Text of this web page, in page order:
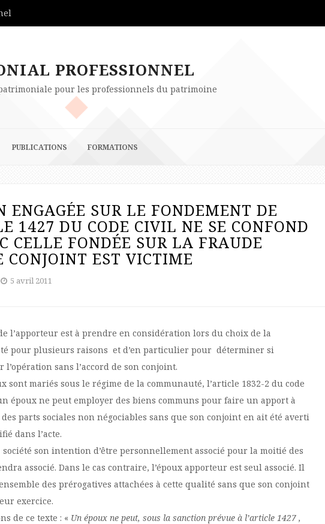
PROFESSIONNEL
pour les professionnels du patrimoine
PUBLICATIONS FORMATIONS
ENGAGÉE SUR LE FONDEMENT DE
1427 DU CODE CIVIL NE SE CONFOND
CELLE FONDÉE SUR LA FRAUDE
CONJOINT EST VICTIME
5 avril 2011
l’apporteur est à prendre en considération lors du choix de la
pour plusieurs raisons et d’en particulier pour déterminer si
sans l’accord de son conjoint.
sont mariés sous le régime de la communauté, l’article 1832-2 du code
époux ne peut employer des biens communs pour faire un apport à
parts sociales non négociables sans que son conjoint en ait été averti
dans l’acte.
son intention d’être personnellement associé pour la moitié des
associé. Dans le cas contraire, l’époux apporteur est seul associé. Il
des prérogatives attachées à cette qualité sans que son conjoint
exercice.
de ce texte : « Un époux ne peut, sous la sanction prévue à l’article 1427 ,